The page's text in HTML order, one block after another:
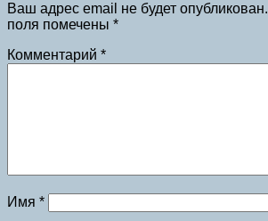
Ваш адрес email не будет опубликован.
поля помечены *
Комментарий *
Имя *